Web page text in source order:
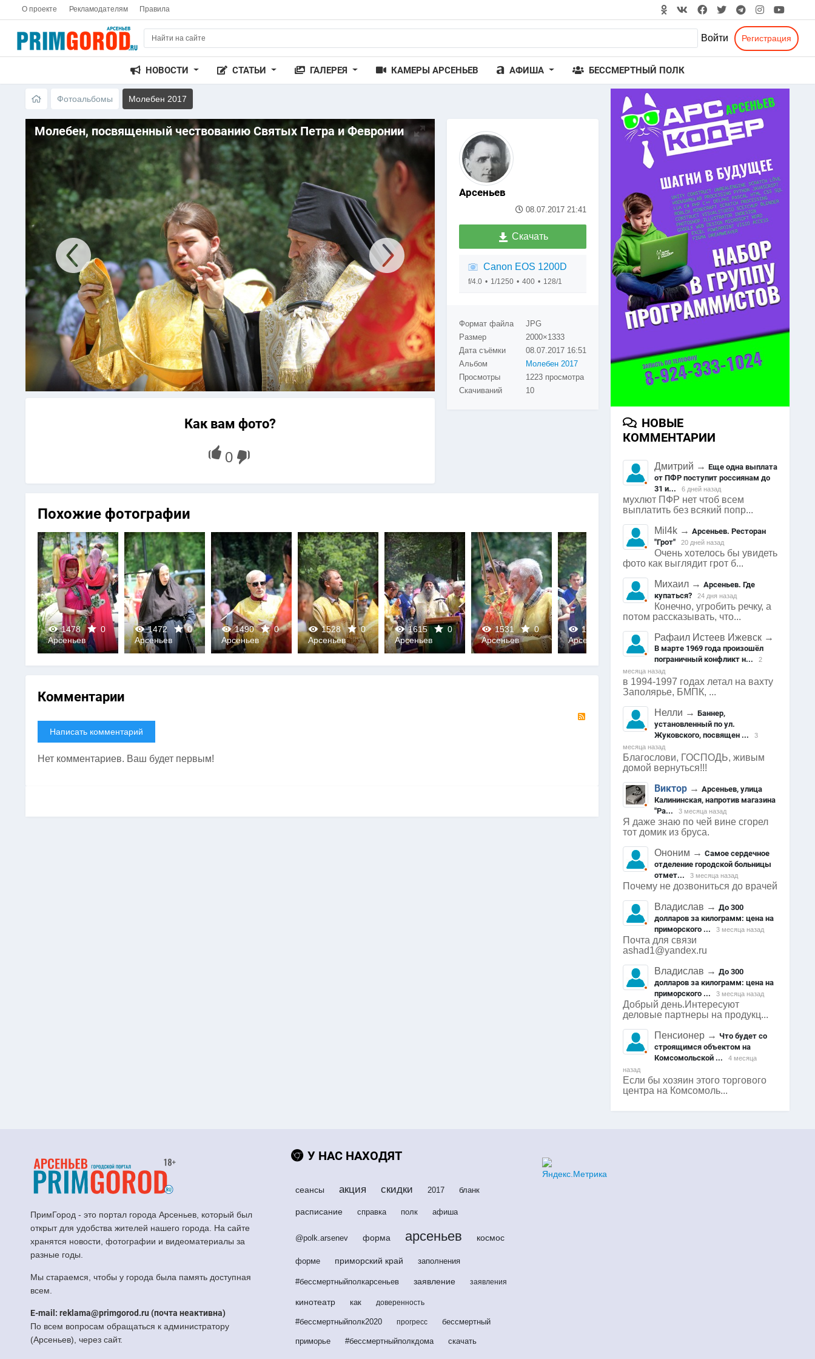
О проекте Рекламодателям Правила
Войти Регистрация
НОВОСТИ СТАТЬИ ГАЛЕРЕЯ КАМЕРЫ АРСЕНЬЕВ АФИША БЕССМЕРТНЫЙ ПОЛК
Фотоальбомы Молебен 2017
Молебен, посвященный чествованию Святых Петра и Февронии
2017
Как вам фото?
Арсеньев
08.07.2017 21:41
Скачать
Canon EOS 1200D
f/4.0 1/1250 400 128/1
Формат файла
JPG
Размер
2000×1333
Дата съёмки
08.07.2017 16:51
Альбом
Молебен 2017
Просмотры
1223 просмотра
Скачиваний
10
Похожие фотографии
1478
0
0
Арсеньев
1472
0
0
Арсеньев
1490
0
0
Арсеньев
1528
0
0
Арсеньев
1615
0
0
Арсеньев
1531
0
0
Арсеньев
1486
0
0
Арсеньев
0
Арсеньев
Комментарии
Написать комментарий
Нет комментариев. Ваш будет первым!
НОВЫЕ
КОММЕНТАРИИ
Дмитрий →Еще одна выплата
от ПФР поступит россиянам до
31 и...
6 дней назад
мухлют ПФР нет чтоб всем
выплатить без всякий попр...
Mil4k →Арсеньев. Ресторан
"Грот"
20 дней назад
Очень хотелось бы увидеть
фото как выглядит грот б...
Михаил →Арсеньев. Где
купаться?
24 дня назад
Конечно, угробить речку, а
потом рассказывать, что...
Рафаил Истеев Ижевск →
В марте 1969 года произошёл
пограничный конфликт н...
2
месяца назад
в 1994-1997 годах летал на вахту
Заполярье, БМПК, ...
Нелли →Баннер,
установленный по ул.
Жуковского, посвящен ...
3
месяца назад
Благослови, ГОСПОДЬ, живым
домой вернуться!!!
Виктор →Арсеньев, улица
Калининская, напротив магазина
"Ра...
3 месяца назад
Я даже знаю по чей вине сгорел
тот домик из бруса.
Ононим →Самое сердечное
отделение городской больницы
отмет...
3 месяца назад
Почему не дозвониться до врачей
Владислав →До 300
долларов за килограмм: цена на
приморского ...
3 месяца назад
Почта для связи
ashad1@yandex.ru
Владислав →До 300
долларов за килограмм: цена на
приморского ...
3 месяца назад
Добрый день.Интересуют
деловые партнеры на продукц...
Пенсионер →Что будет со
строящимся объектом на
Комсомольской ...
4 месяца
назад
Если бы хозяин этого торгового
центра на Комсомоль...
ПримГород - это портал города Арсеньев, который был
открыт для удобства жителей нашего города. На сайте
хранятся новости, фотографии и видеоматериалы за
разные годы.
Мы стараемся, чтобы у города была память доступная
всем.
E-mail: reklama@primgorod.ru (почта неактивна)
По всем вопросам обращаться к администратору
(Арсеньев), через сайт.
У НАС НАХОДЯТ
сеансы акция скидки 2017 бланк
расписание справка полк афиша
@polk.arsenev форма арсеньев космос
форме приморский край заполнения
#бессмертныйполкарсеньев заявление заявления
кинотеатр как доверенность
#бессмертныйполк2020 прогресс бессмертный
приморье #бессмертныйполкдома скачать